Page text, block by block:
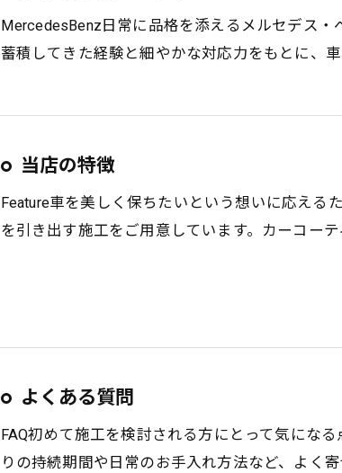
MercedesBenz日常に品格を添えるメルセデス
蓄積してきた経験と細やかな対応力をもとに、
当店の特徴
Feature車を美しく保ちたいという想いに応え
を引き出す施工をご用意しています。カーコー
よくある質問
FAQ初めて施工を検討される方にとって気にな
りの持続期間や日常のお手入れ方法など、よく